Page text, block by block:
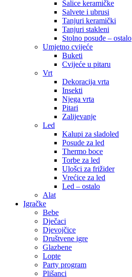
Šalice keramičke
Salvete i ubrusi
Tanjuri keramički
Tanjuri stakleni
Stolno posuđe – ostalo
Umjetno cvijeće
Buketi
Cvijeće u pitaru
Vrt
Dekoracija vrta
Insekti
Njega vrta
Pitari
Zalijevanje
Led
Kalupi za sladoled
Posude za led
Thermo boce
Torbe za led
Ulošci za frižider
Vrećice za led
Led – ostalo
Alat
Igračke
Bebe
Dječaci
Djevojčice
Društvene igre
Glazbene
Lopte
Party program
Plišanci